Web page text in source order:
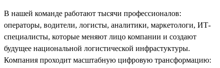
В нашей команде работают тысячи профессионалов:
операторы, водители, логисты, аналитики, маркетологи, ИТ-
специалисты, которые меняют лицо компании и создают
будущее национальной логистической инфрастуктуры.
Компания проходит масштабную цифровую трансформацию: